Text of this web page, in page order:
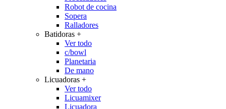
Robot de cocina
Sopera
Ralladores
Batidoras +
Ver todo
c/bowl
Planetaria
De mano
Licuadoras +
Ver todo
Licuamixer
Licuadora